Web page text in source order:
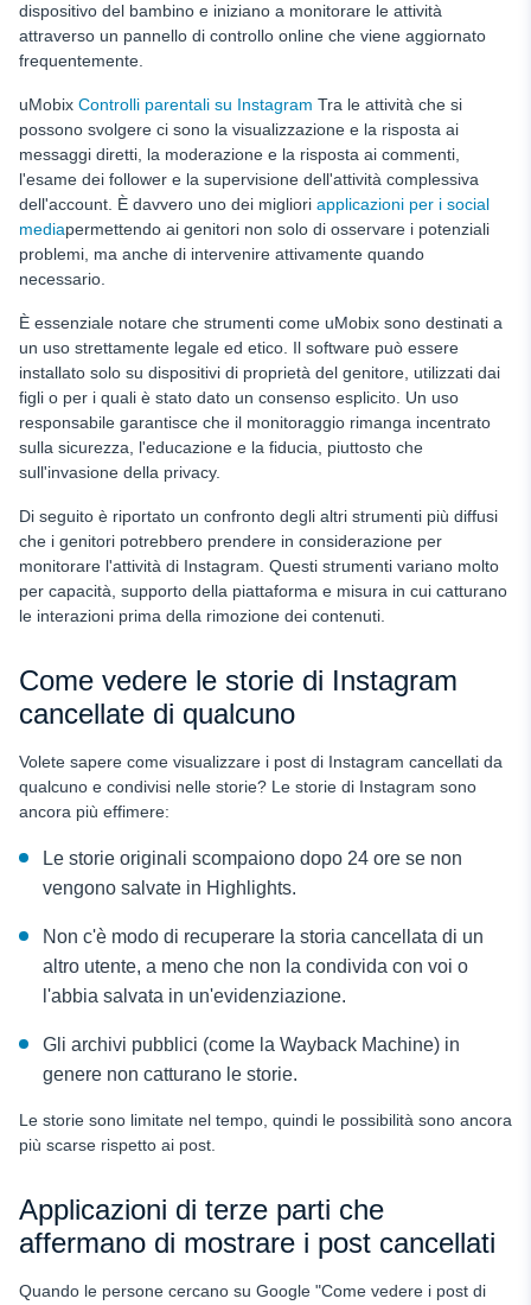
dispositivo del bambino e iniziano a monitorare le attività
attraverso un pannello di controllo online che viene aggiornato
frequentemente.
uMobix Controlli parentali su Instagram Tra le attività che si
possono svolgere ci sono la visualizzazione e la risposta ai
messaggi diretti, la moderazione e la risposta ai commenti,
l'esame dei follower e la supervisione dell'attività complessiva
dell'account. È davvero uno dei migliori applicazioni per i social
mediapermettendo ai genitori non solo di osservare i potenziali
problemi, ma anche di intervenire attivamente quando
necessario.
È essenziale notare che strumenti come uMobix sono destinati a
un uso strettamente legale ed etico. Il software può essere
installato solo su dispositivi di proprietà del genitore, utilizzati dai
figli o per i quali è stato dato un consenso esplicito. Un uso
responsabile garantisce che il monitoraggio rimanga incentrato
sulla sicurezza, l'educazione e la fiducia, piuttosto che
sull'invasione della privacy.
Di seguito è riportato un confronto degli altri strumenti più diffusi
che i genitori potrebbero prendere in considerazione per
monitorare l'attività di Instagram. Questi strumenti variano molto
per capacità, supporto della piattaforma e misura in cui catturano
le interazioni prima della rimozione dei contenuti.
Come vedere le storie di Instagram
cancellate di qualcuno
Volete sapere come visualizzare i post di Instagram cancellati da
qualcuno e condivisi nelle storie? Le storie di Instagram sono
ancora più effimere:
Le storie originali scompaiono dopo 24 ore se non
vengono salvate in Highlights.
Non c'è modo di recuperare la storia cancellata di un
altro utente, a meno che non la condivida con voi o
l'abbia salvata in un'evidenziazione.
Gli archivi pubblici (come la Wayback Machine) in
genere non catturano le storie.
Le storie sono limitate nel tempo, quindi le possibilità sono ancora
più scarse rispetto ai post.
Applicazioni di terze parti che
affermano di mostrare i post cancellati
Quando le persone cercano su Google "Come vedere i post di